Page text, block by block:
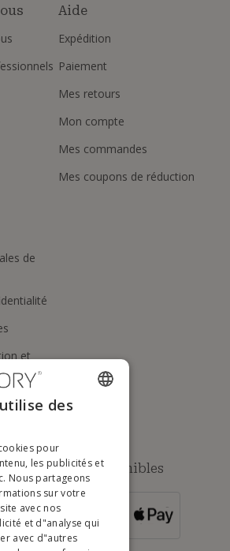
Aide
Expédition
Paiement
Mes retours
Mon compte
Mes commandes
Mes coupons de réduction
de
et
de paiement disponibles
POUR LES
COMMANDES
SUPÉRIEURES À
ENGLISH
DUTCH
GERMAN
PORTUGUESE
des
pour
les publicités et
Nous partageons
sur votre
avec nos
et d"analyse qui
avec d"autres